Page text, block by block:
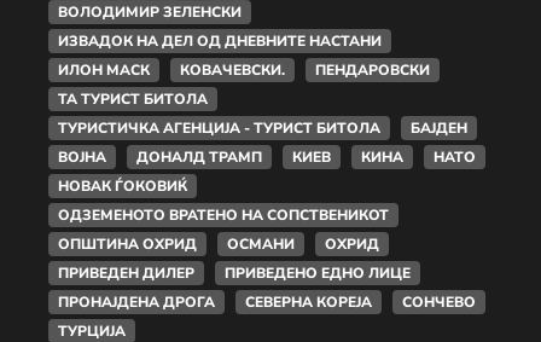
ВОЛОДИМИР ЗЕЛЕНСКИ
ИЗВАДОК НА ДЕЛ ОД ДНЕВНИТЕ НАСТАНИ
ИЛОН МАСК
КОВАЧЕВСКИ.
ПЕНДАРОВСКИ
ТА ТУРИСТ БИТОЛА
ТУРИСТИЧКА АГЕНЦИЈА - ТУРИСТ БИТОЛА
БАЈДЕН
ВОЈНА
ДОНАЛД ТРАМП КИЕВ КИНА
НАТО
НОВАК ЃОКОВИЌ
ОДЗЕМЕНОТО ВРАТЕНО НА СОПСТВЕНИКОТ
ОПШТИНА ОХРИД
ОСМАНИ
ОХРИД
ПРИВЕДЕН ДИЛЕР
ПРИВЕДЕНО ЕДНО ЛИЦЕ
ПРОНАЈДЕНА ДРОГА
СЕВЕРНА КОРЕЈА
СОНЧЕВО
ТУРЦИЈА